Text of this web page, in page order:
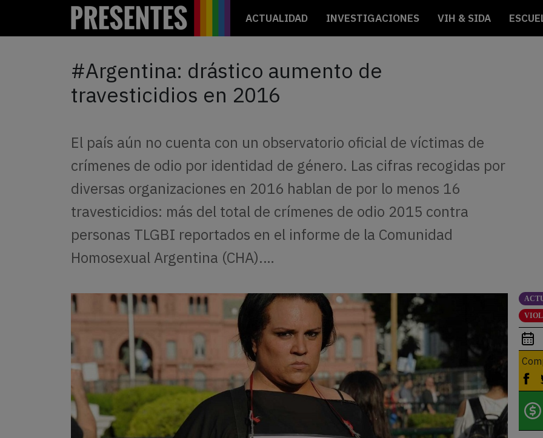
ACTUALIDAD INVESTIGACIONES VIH & SIDA
#Argentina: drástico aumento de
travesticidios en 2016
El país aún no cuenta con un observatorio oficial de víctimas de
crímenes de odio por identidad de género. Las cifras recogidas por
diversas organizaciones en 2016 hablan de por lo menos 16
travesticidios: más del total de crímenes de odio 2015 contra
personas TLGBI reportados en el informe de la Comunidad
Homosexual Argentina (CHA).…